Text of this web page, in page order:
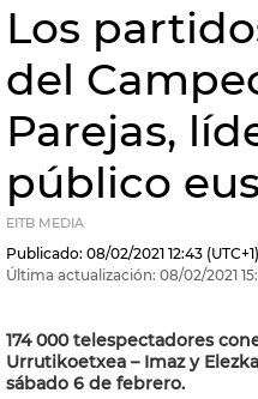
Los
del
Parejas,
público
EITB MEDIA
Publicado: 08/02/2021 12:43 (UTC+1)
Última actualización: 08/02/2021
174 000 telespectadores
Urrutikoetxea – Imaz y
sábado 6 de febrero.